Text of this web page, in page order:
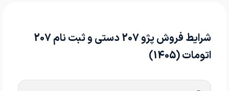
شرایط فروش پژو 207 دستی و ثبت نام 207
اتومات (1405)